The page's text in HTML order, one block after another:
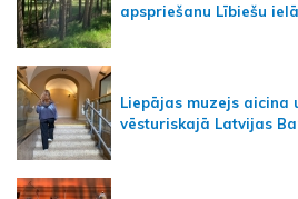
apspriešanu Lībiešu ielā
Liepājas muzejs aicina
vēsturiskajā Latvijas